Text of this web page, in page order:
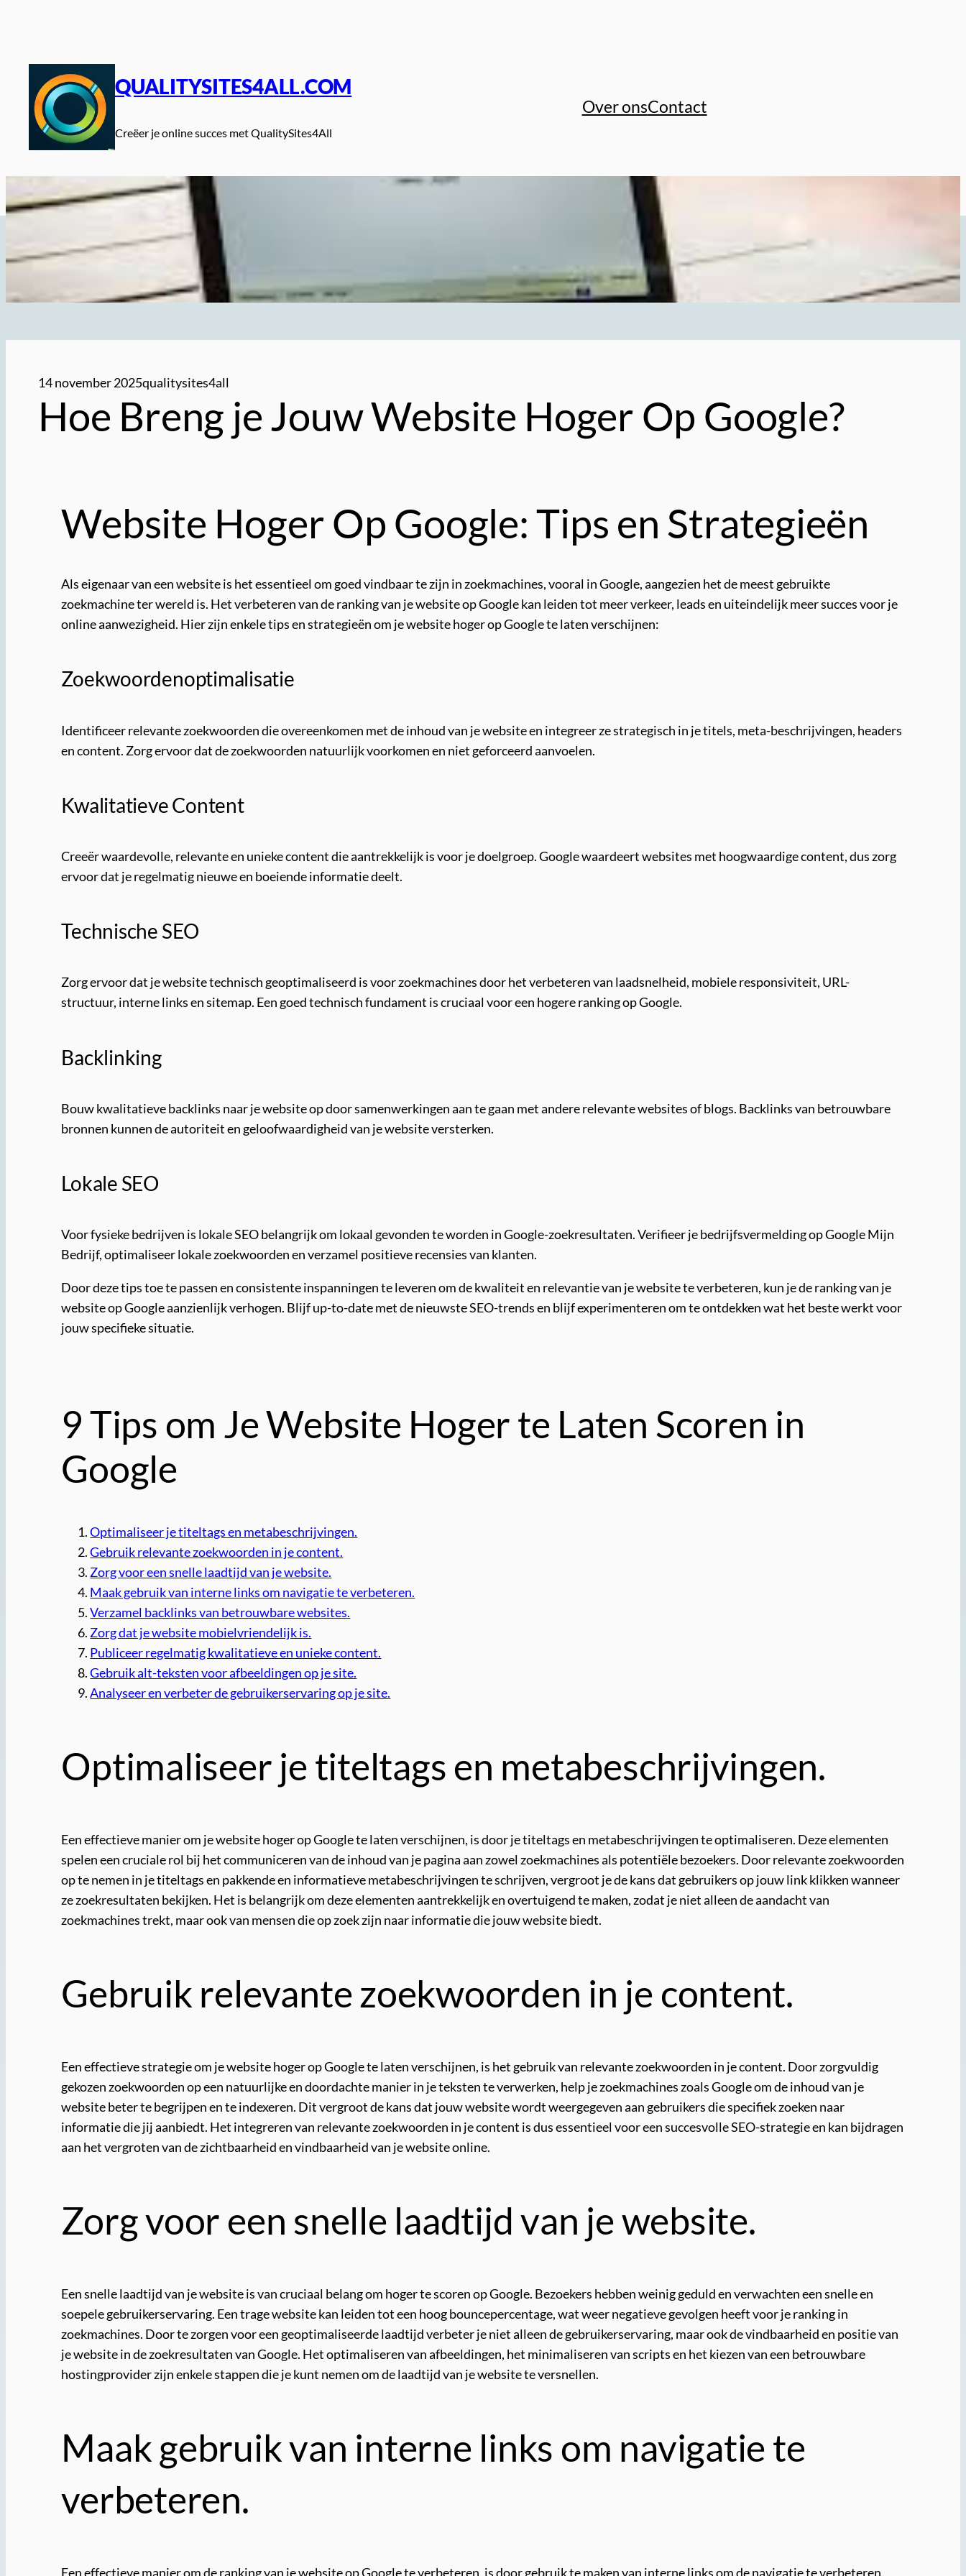
QUALITYSITES4ALL.COM
Creëer je online succes met QualitySites4All
Over onsContact
14 november 2025qualitysites4all
Hoe Breng je Jouw Website Hoger Op Google?
Website Hoger Op Google: Tips en Strategieën
Als eigenaar van een website is het essentieel om goed vindbaar te zijn in zoekmachines, vooral in Google, aangezien het de meest gebruikte
zoekmachine ter wereld is. Het verbeteren van de ranking van je website op Google kan leiden tot meer verkeer, leads en uiteindelijk meer succes voor je
online aanwezigheid. Hier zijn enkele tips en strategieën om je website hoger op Google te laten verschijnen:
Zoekwoordenoptimalisatie
Identificeer relevante zoekwoorden die overeenkomen met de inhoud van je website en integreer ze strategisch in je titels, meta-beschrijvingen, headers
en content. Zorg ervoor dat de zoekwoorden natuurlijk voorkomen en niet geforceerd aanvoelen.
Kwalitatieve Content
Creeër waardevolle, relevante en unieke content die aantrekkelijk is voor je doelgroep. Google waardeert websites met hoogwaardige content, dus zorg
ervoor dat je regelmatig nieuwe en boeiende informatie deelt.
Technische SEO
Zorg ervoor dat je website technisch geoptimaliseerd is voor zoekmachines door het verbeteren van laadsnelheid, mobiele responsiviteit, URL-
structuur, interne links en sitemap. Een goed technisch fundament is cruciaal voor een hogere ranking op Google.
Backlinking
Bouw kwalitatieve backlinks naar je website op door samenwerkingen aan te gaan met andere relevante websites of blogs. Backlinks van betrouwbare
bronnen kunnen de autoriteit en geloofwaardigheid van je website versterken.
Lokale SEO
Voor fysieke bedrijven is lokale SEO belangrijk om lokaal gevonden te worden in Google-zoekresultaten. Verifieer je bedrijfsvermelding op Google Mijn
Bedrijf, optimaliseer lokale zoekwoorden en verzamel positieve recensies van klanten.
Door deze tips toe te passen en consistente inspanningen te leveren om de kwaliteit en relevantie van je website te verbeteren, kun je de ranking van je
website op Google aanzienlijk verhogen. Blijf up-to-date met de nieuwste SEO-trends en blijf experimenteren om te ontdekken wat het beste werkt voor
jouw specifieke situatie.
9 Tips om Je Website Hoger te Laten Scoren in
Google
Optimaliseer je titeltags en metabeschrijvingen.
Gebruik relevante zoekwoorden in je content.
Zorg voor een snelle laadtijd van je website.
Maak gebruik van interne links om navigatie te verbeteren.
Verzamel backlinks van betrouwbare websites.
Zorg dat je website mobielvriendelijk is.
Publiceer regelmatig kwalitatieve en unieke content.
Gebruik alt-teksten voor afbeeldingen op je site.
Analyseer en verbeter de gebruikerservaring op je site.
Optimaliseer je titeltags en metabeschrijvingen.
Een effectieve manier om je website hoger op Google te laten verschijnen, is door je titeltags en metabeschrijvingen te optimaliseren. Deze elementen
spelen een cruciale rol bij het communiceren van de inhoud van je pagina aan zowel zoekmachines als potentiële bezoekers. Door relevante zoekwoorden
op te nemen in je titeltags en pakkende en informatieve metabeschrijvingen te schrijven, vergroot je de kans dat gebruikers op jouw link klikken wanneer
ze zoekresultaten bekijken. Het is belangrijk om deze elementen aantrekkelijk en overtuigend te maken, zodat je niet alleen de aandacht van
zoekmachines trekt, maar ook van mensen die op zoek zijn naar informatie die jouw website biedt.
Gebruik relevante zoekwoorden in je content.
Een effectieve strategie om je website hoger op Google te laten verschijnen, is het gebruik van relevante zoekwoorden in je content. Door zorgvuldig
gekozen zoekwoorden op een natuurlijke en doordachte manier in je teksten te verwerken, help je zoekmachines zoals Google om de inhoud van je
website beter te begrijpen en te indexeren. Dit vergroot de kans dat jouw website wordt weergegeven aan gebruikers die specifiek zoeken naar
informatie die jij aanbiedt. Het integreren van relevante zoekwoorden in je content is dus essentieel voor een succesvolle SEO-strategie en kan bijdragen
aan het vergroten van de zichtbaarheid en vindbaarheid van je website online.
Zorg voor een snelle laadtijd van je website.
Een snelle laadtijd van je website is van cruciaal belang om hoger te scoren op Google. Bezoekers hebben weinig geduld en verwachten een snelle en
soepele gebruikerservaring. Een trage website kan leiden tot een hoog bouncepercentage, wat weer negatieve gevolgen heeft voor je ranking in
zoekmachines. Door te zorgen voor een geoptimaliseerde laadtijd verbeter je niet alleen de gebruikerservaring, maar ook de vindbaarheid en positie van
je website in de zoekresultaten van Google. Het optimaliseren van afbeeldingen, het minimaliseren van scripts en het kiezen van een betrouwbare
hostingprovider zijn enkele stappen die je kunt nemen om de laadtijd van je website te versnellen.
Maak gebruik van interne links om navigatie te
verbeteren.
Een effectieve manier om de ranking van je website op Google te verbeteren, is door gebruik te maken van interne links om de navigatie te verbeteren.